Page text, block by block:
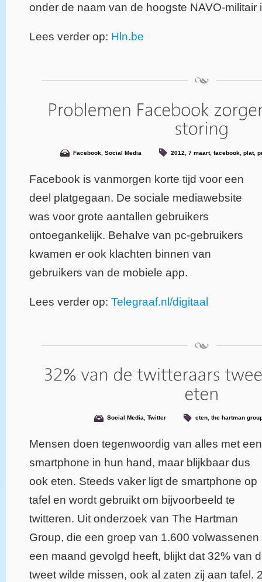
onder de naam van de hoogste NAVO-militair
Lees verder op: Hln.be
Facebook Social Media 2012 7 maart, facebook plat,
Facebook is vanmorgen korte tijd voor een
deel platgegaan. De sociale mediawebsite
was voor grote aantallen gebruikers
ontoegankelijk. Behalve van pc-gebruikers
kwamen er ook klachten binnen van
gebruikers van de mobiele app.
Lees verder op: Telegraaf.nl/digitaal
Social Media, Twitter eten, the hartman
Mensen doen tegenwoordig van alles met een
smartphone in hun hand, maar blijkbaar dus
ook eten. Steeds vaker ligt de smartphone op
tafel en wordt gebruikt om bijvoorbeeld te
twitteren. Uit onderzoek van The Hartman
Group, die een groep van 1.600 volwassenen
een maand gevolgd heeft, blijkt dat 32% van
tweet wilde missen, ook al zaten zij aan tafel.